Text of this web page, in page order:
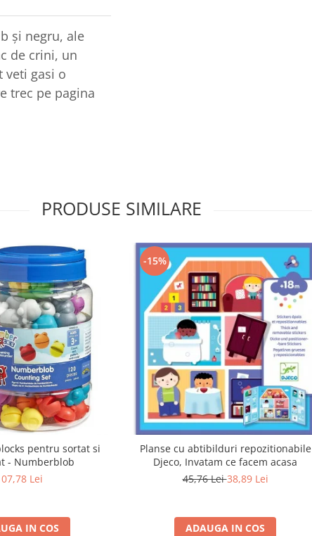
și negru, ale
de crini, un
veti gasi o
trec pe pagina
PRODUSE SIMILARE
pentru sortat si
- Numberblob
Lei
IN COS
-15%
Planse cu abtibilduri repozitionabile
Djeco, Invatam ce facem acasa
45,76 Lei38,89 Lei
ADAUGA IN COS